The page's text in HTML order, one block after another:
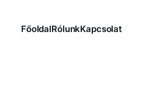
FőoldalRólunkKapcsolat